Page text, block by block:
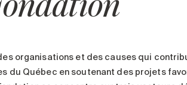
organisations et des causes qui
du Québec en soutenant des projets